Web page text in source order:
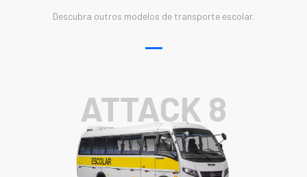
Descubra outros modelos de transporte escolar.
ATTACK 8